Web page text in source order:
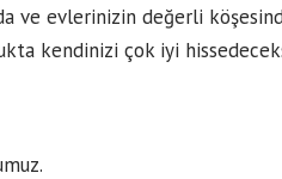
ve evlerinizin değerli
kendinizi çok iyi